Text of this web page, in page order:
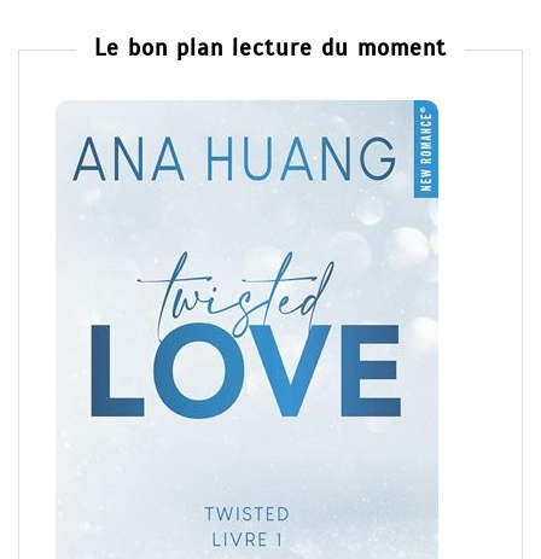
Le bon plan lecture du moment